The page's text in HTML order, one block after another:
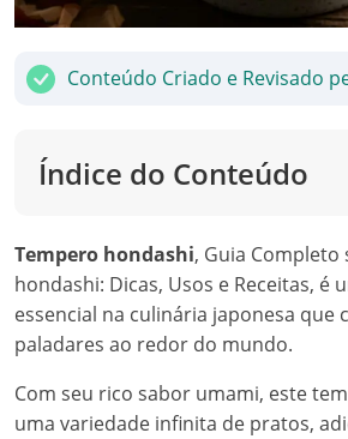
Conteúdo Criado e Revisado
Índice do Conteúdo
Tempero hondashi, Guia
hondashi: Dicas, Usos e Receitas, é
essencial na culinária japonesa que
paladares ao redor do mundo.
Com seu rico sabor umami, este
uma variedade infinita de pratos,